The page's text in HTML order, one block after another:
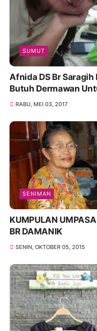
SUMUT
Afnida DS Br
Butuh Dermawan
RABU, MEI 03, 2017
SENIMAN
KUMPULAN
BR DAMANIK
SENIN, OKTOBER 05, 2015